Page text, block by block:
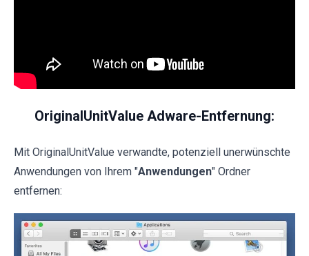
OriginalUnitValue Adware-Entfernung:
Mit OriginalUnitValue verwandte, potenziell unerwünschte
Anwendungen von Ihrem "Anwendungen" Ordner
entfernen: